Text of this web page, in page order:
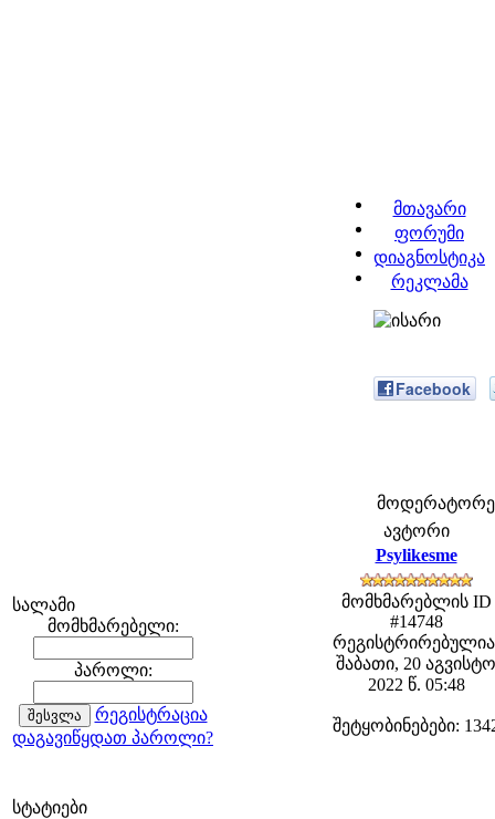
მთავარი
ფორუმი
დიაგნოსტიკა
რეკლამა
სალამი
მომხმარებელი:
პაროლი:
რეგისტრაცია
დაგავიწყდათ პაროლი?
სტატიები
Facebook
ავტორი
Psylikesme
მომხმარებლის ID
#14748
შაბათი, 20 აგვისტო
2022 წ. 05:48
შეტყობინებები: